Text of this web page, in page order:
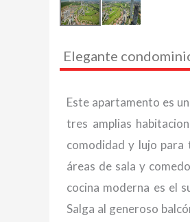
Elegante
Este apartamento es
tres amplias
comodidad y lujo para
áreas de sala y
cocina moderna es el
Salga al generoso